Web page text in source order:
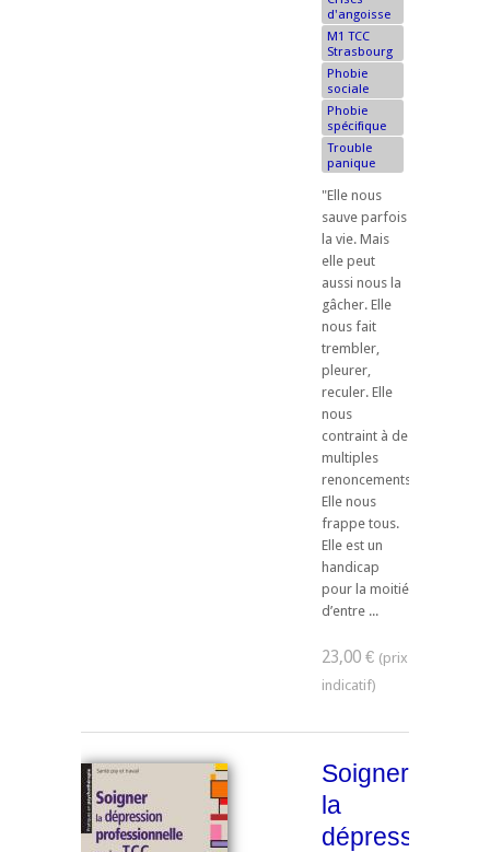
d'angoisse
M1 TCC
Strasbourg
Phobie
sociale
Phobie
spécifique
Trouble
panique
"Elle nous
sauve parfois
la vie. Mais
elle peut
aussi nous la
gâcher. Elle
nous fait
trembler,
pleurer,
reculer. Elle
nous
contraint à de
multiples
renoncements.
Elle nous
frappe tous.
Elle est un
handicap
pour la moitié
d’entre ...
23,00 €
Soigner
la
dépression